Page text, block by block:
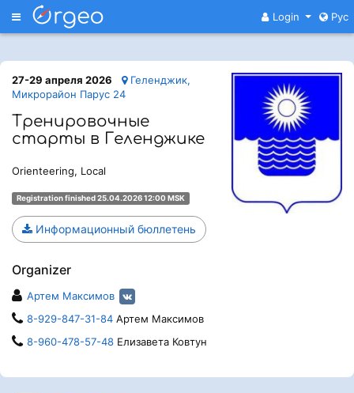
Меню Login Рус
27-29 апреля 2026
Геленджик,
Микрорайон Парус 24
Тренировочные
старты в Геленджике
Orienteering, Local
Registration finished 25.04.2026 12:00 MSK
Информационный бюллетень
Organizer
Артем Максимов
8-929-847-31-84 Артем Максимов
8-960-478-57-48 Елизавета Ковтун